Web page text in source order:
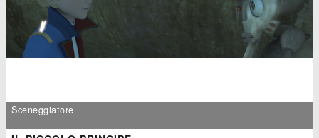
Sceneggiatore